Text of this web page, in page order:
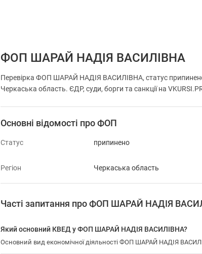
ФОП ШАРАЙ НАДІЯ ВАСИЛІВНА
Перевірка ФОП ШАРАЙ НАДІЯ ВАСИЛІВНА, статус
Черкаська область. ЄДР, суди, борги та санкції на
Основні відомості про ФОП
Статус припинено
Регіон
Черкаська область
Часті запитання про ФОП ШАРАЙ НАДІЯ
Який основний КВЕД у ФОП ШАРАЙ НАДІЯ ВАСИЛІВНА?
Основний вид економічної діяльності ФОП ШАРАЙ НАДІЯ